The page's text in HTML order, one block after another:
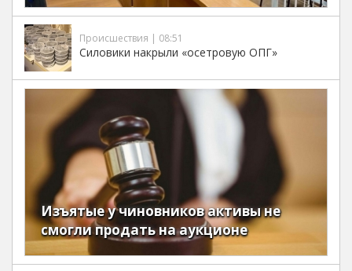
Происшествия | 08:51
Силовики накрыли «осетровую ОПГ»
Изъятые у чиновников активы не
смогли продать на аукционе